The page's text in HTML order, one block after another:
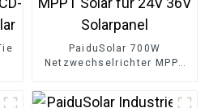
PaiduSolar 700W
Netzwechselrichter MPPT